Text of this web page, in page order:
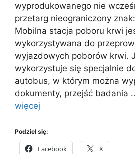
wyprodukowanego nie
przetarg nieograniczony
Mobilna stacja poboru krwi
wykorzystywana do
wyjazdowych poborów krwi.
wykorzystuje się specjalnie
autobus, w którym można
dokumenty, przejść badania
więcej
Podziel się:
Facebook X